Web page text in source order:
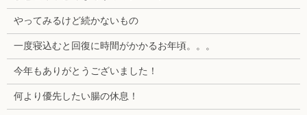
やってみるけど続かないもの
一度寝込むと回復に時間がかかるお年頃。。。
今年もありがとうございました！
何より優先したい腸の休息！